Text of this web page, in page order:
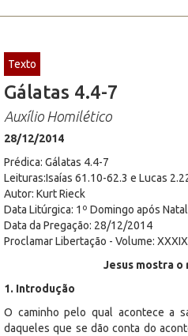
Texto
Gálatas 4.4-7
Auxílio Homilético
28/12/2014
Prédica: Gálatas 4.4-7
Leituras:Isaías 61.10-62.3 e Lucas
Autor: Kurt Rieck
Data Litúrgica: 1º Domingo após Natal
Data da Pregação: 28/12/2014
Proclamar Libertação - Volume: XXXIX
Jesus mostra o
1. Introdução
O caminho pelo qual acontece a
daqueles que se dão conta do